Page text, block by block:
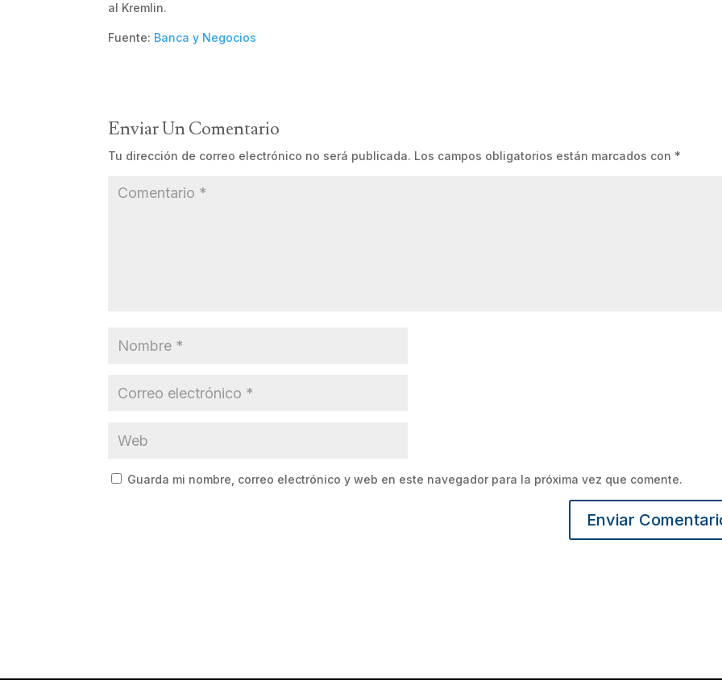
al Kremlin.
Fuente: Banca y Negocios
Enviar Un Comentario
Tu dirección de correo electrónico no será publicada. Los campos obligatorios están marcados con *
Guarda mi nombre, correo electrónico y web en este navegador para la próxima vez que comente.